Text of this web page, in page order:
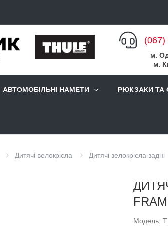
(067)
м.
м.
АВТОМОБІЛЬНІ НАМЕТИ РЮКЗАКИ ТА
Дитячі велокрісла Дитячі велокрісла задні
Модель: